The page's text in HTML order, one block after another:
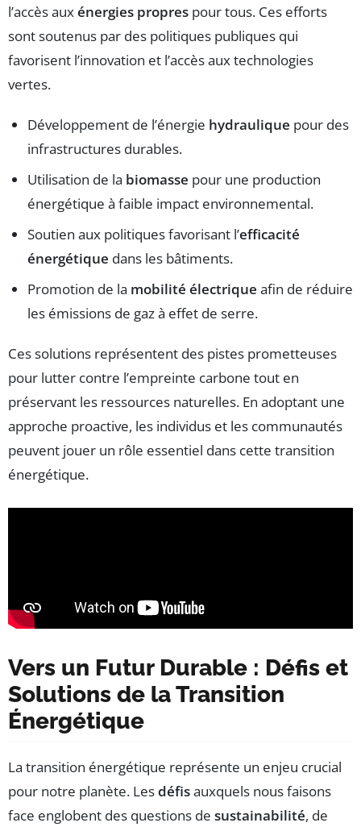
l’accès auxénergies propres pour tous. Ces efforts
sont soutenus par des politiques publiques qui
favorisent l’innovation et l’accès aux technologies
vertes.
Développement de l’énergie hydraulique pour des
infrastructures durables.
Utilisation de la biomasse pour une production
énergétique à faible impact environnemental.
Soutien aux politiques favorisant l’efficacité
énergétique dans les bâtiments.
Promotion de la mobilité électrique afin de réduire
les émissions de gaz à effet de serre.
Ces solutions représentent des pistes prometteuses
pour lutter contre l’empreinte carbone tout en
préservant les ressources naturelles. En adoptant une
approche proactive, les individus et les communautés
peuvent jouer un rôle essentiel dans cette transition
énergétique.
Vers un Futur Durable : Défis et
Solutions de la Transition
Énergétique
La transition énergétique représente un enjeu crucial
pour notre planète. Lesdéfisauxquels nous faisons
face englobent des questions de sustainabilité, de